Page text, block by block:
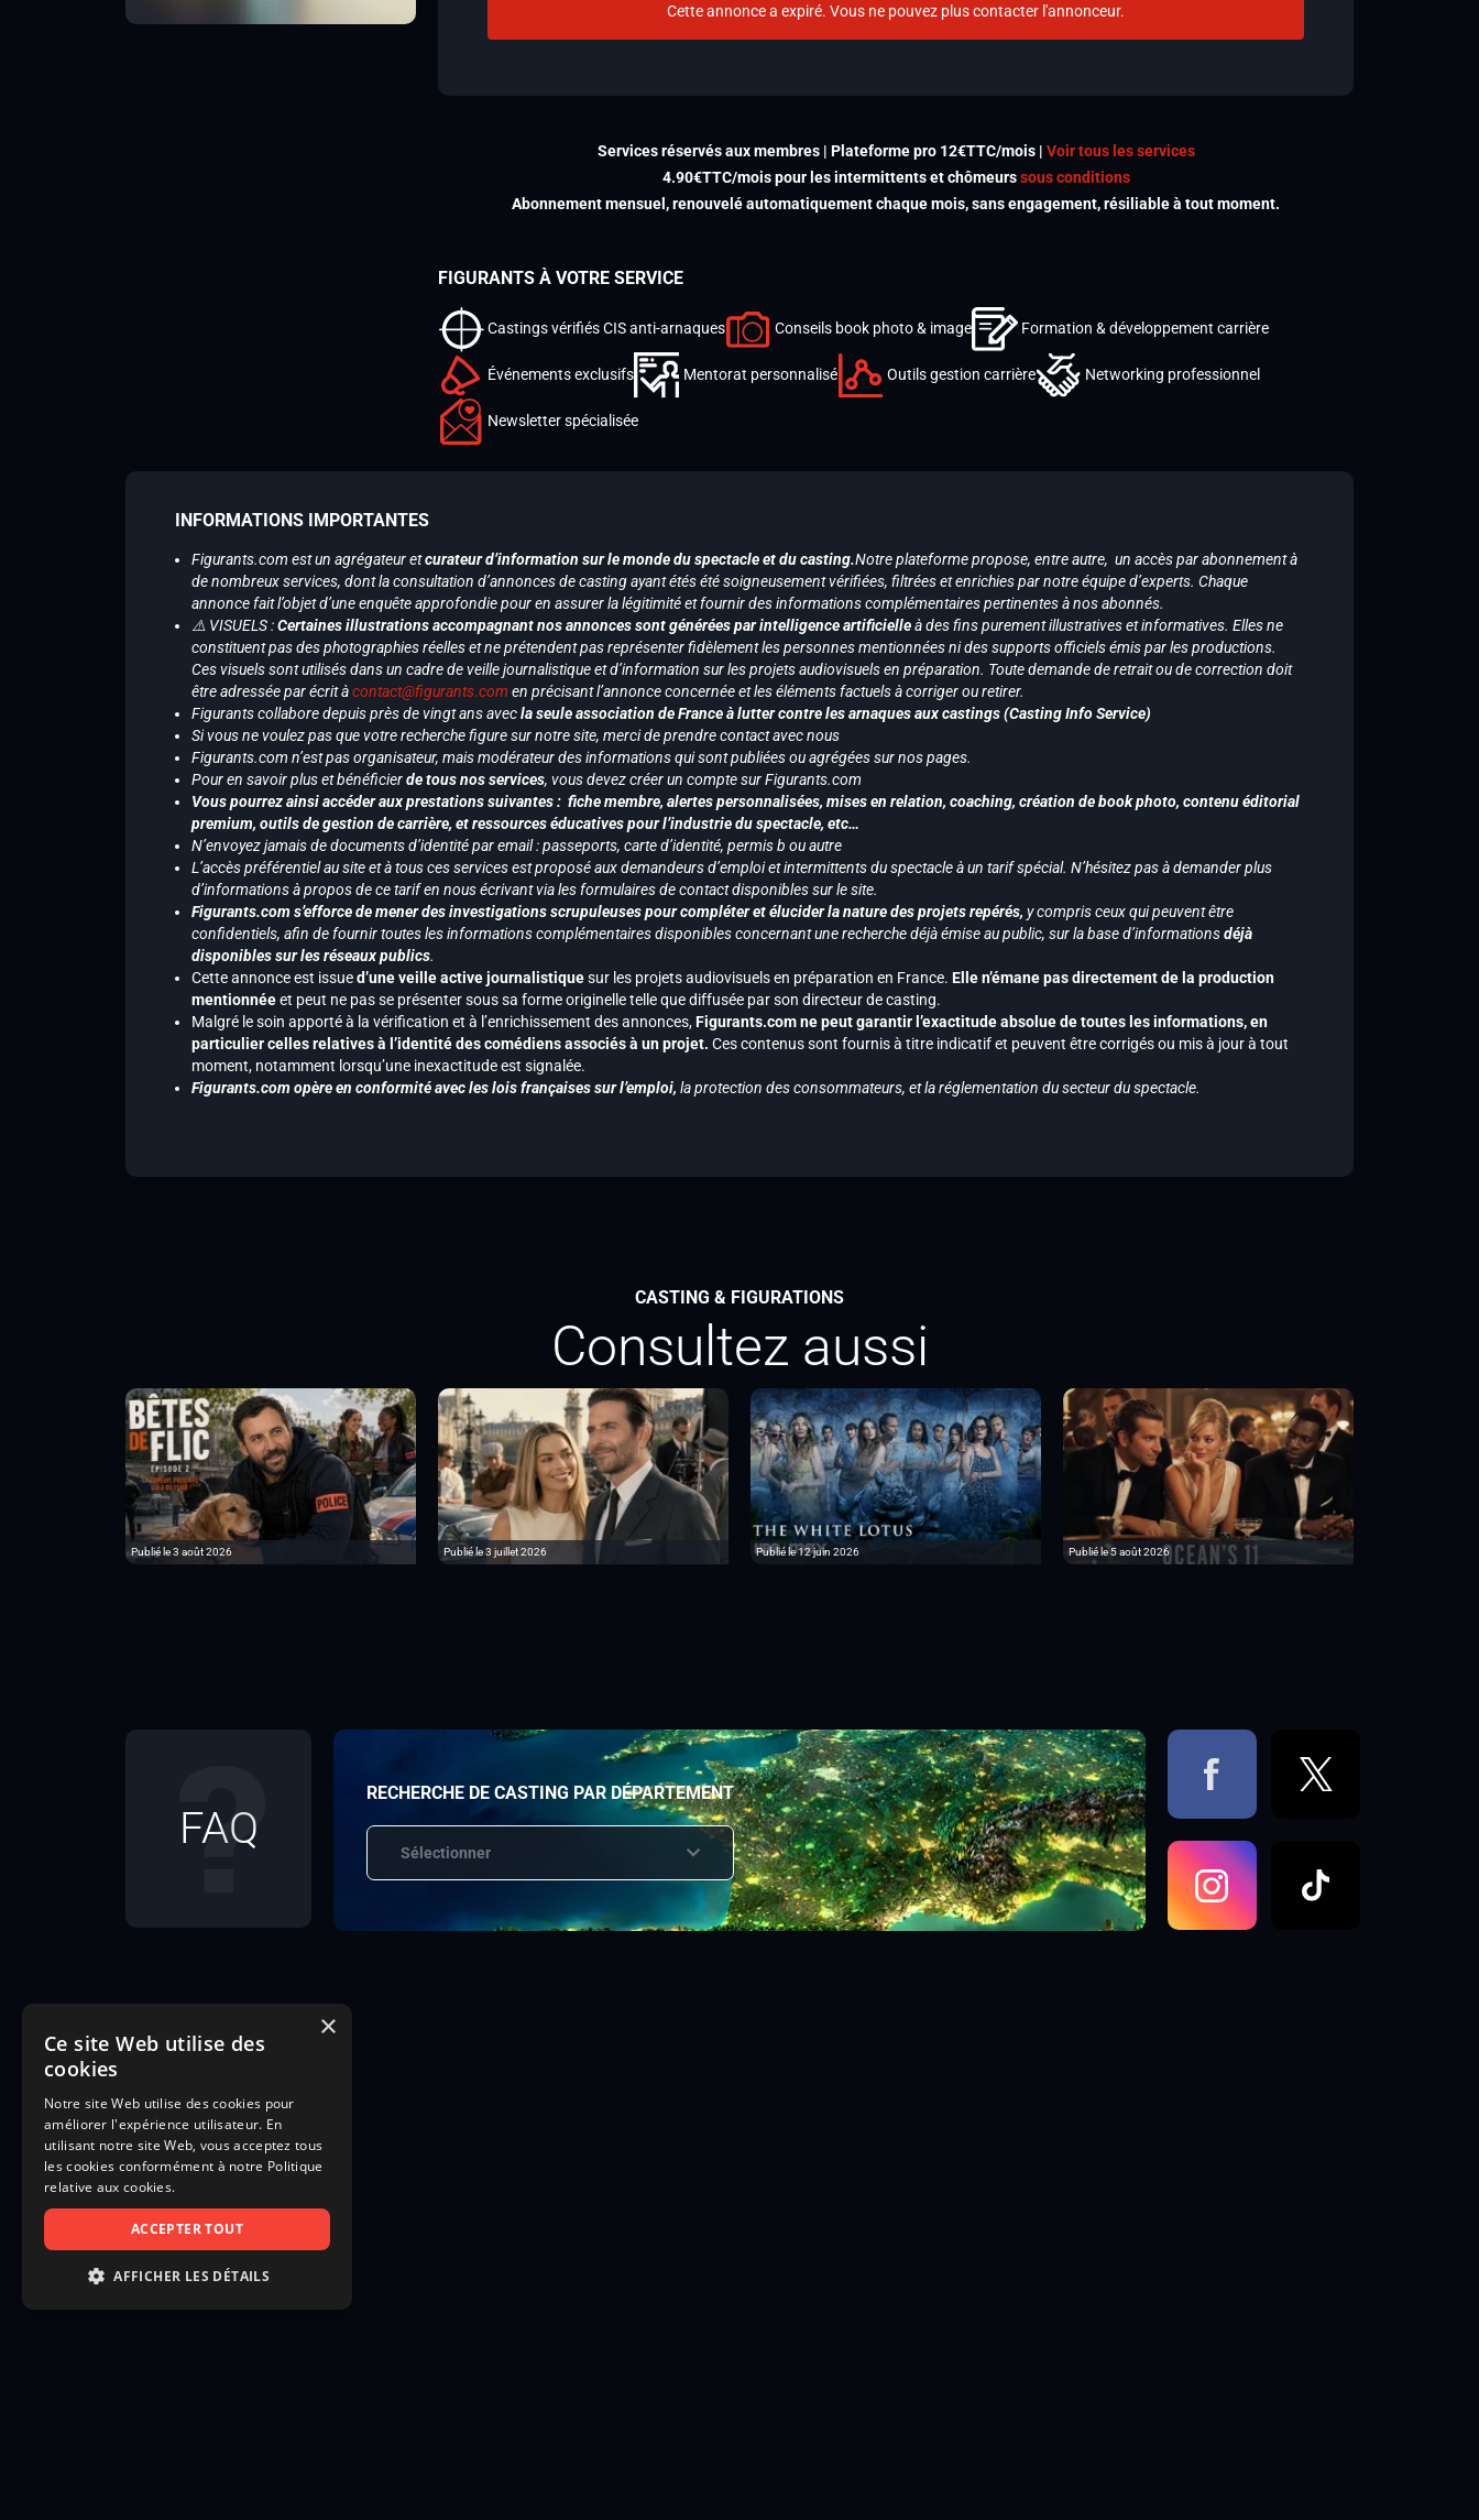
Cette annonce a expiré. Vous ne pouvez plus contacter l'annonceur.
Services réservés aux membres | Plateforme pro 12€TTC/mois | Voir tous les services
4.90€TTC/mois pour les intermittents et chômeurssous conditions
Abonnement mensuel, renouvelé automatiquement chaque mois, sans engagement, résiliable à tout moment.
FIGURANTS À VOTRE SERVICE
Castings vérifiés CIS anti-arnaques Conseils book photo & image Formation & développement carrière
Événements exclusifs Mentorat personnalisé Outils gestion carrière Networking professionnel
Newsletter spécialisée
INFORMATIONS IMPORTANTES
Figurants.com est un agrégateur etcurateur d’information sur le monde du spectacle et du casting.Notre plateforme propose, entre autre, un accès par abonnement à
de nombreux services, dont la consultation d’annonces de casting ayant étés été soigneusement vérifiées, filtrées et enrichies par notre équipe d’experts. Chaque
annonce fait l’objet d’une enquête approfondie pour en assurer la légitimité et fournir des informations complémentaires pertinentes à nos abonnés.
⚠️ VISUELS :Certaines illustrations accompagnant nos annonces sont générées par intelligence artificielleà des fins purement illustratives et informatives. Elles ne
constituent pas des photographies réelles et ne prétendent pas représenter fidèlement les personnes mentionnées ni des supports officiels émis par les productions.
Ces visuels sont utilisés dans un cadre de veille journalistique et d’information sur les projets audiovisuels en préparation. Toute demande de retrait ou de correction doit
être adressée par écrit àcontact@figurants.com en précisant l’annonce concernée et les éléments factuels à corriger ou retirer.
Figurants collabore depuis près de vingt ans avecla seule association de France à lutter contre les arnaques aux castings (Casting Info Service)
Si vous ne voulez pas que votre recherche figure sur notre site, merci de prendre contact avec nous
Figurants.com n’est pas organisateur, mais modérateur des informations qui sont publiées ou agrégées sur nos pages.
Pour en savoir plus et bénéficierde tous nos services, vous devez créer un compte sur Figurants.com
Vous pourrez ainsi accéder aux prestations suivantes : fiche membre, alertes personnalisées, mises en relation, coaching, création de book photo, contenu éditorial
premium, outils de gestion de carrière, et ressources éducatives pour l’industrie du spectacle, etc…
N’envoyez jamais de documents d’identité par email : passeports, carte d’identité, permis b ou autre
L’accès préférentiel au site et à tous ces services est proposé aux demandeurs d’emploi et intermittents du spectacle à un tarif spécial. N’hésitez pas à demander plus
d’informations à propos de ce tarif en nous écrivant via les formulaires de contact disponibles sur le site.
Figurants.com s’efforce de mener des investigations scrupuleuses pour compléter et élucider la nature des projets repérés, y compris ceux qui peuvent être
confidentiels, afin de fournir toutes les informations complémentaires disponibles concernant une recherche déjà émise au public, sur la base d’informationsdéjà
disponibles sur les réseaux publics.
Cette annonce est issued’une veille active journalistiquesur les projets audiovisuels en préparation en France. Elle n’émane pas directement de la production
mentionnéeet peut ne pas se présenter sous sa forme originelle telle que diffusée par son directeur de casting.
Malgré le soin apporté à la vérification et à l’enrichissement des annonces,Figurants.com ne peut garantir l’exactitude absolue de toutes les informations, en
particulier celles relatives à l’identité des comédiens associés à un projet. Ces contenus sont fournis à titre indicatif et peuvent être corrigés ou mis à jour à tout
moment, notamment lorsqu’une inexactitude est signalée.
Figurants.com opère en conformité avec les lois françaises sur l’emploi, la protection des consommateurs, et la réglementation du secteur du spectacle.
CASTING & FIGURATIONS
Consultez aussi
Publié le 3 août 2026 Publié le 3 juillet 2026 Publié le 12 juin 2026 Publié le 5 août 2026
FAQ
RECHERCHE DE CASTING PAR DÉPARTEMENT
Sélectionner
×
Ce site Web utilise des
cookies
Notre site Web utilise des cookies pour
améliorer l'expérience utilisateur. En
utilisant notre site Web, vous acceptez tous
les cookies conformément à notre Politique
relative aux cookies.
ACCEPTER TOUT
AFFICHER LES DÉTAILS